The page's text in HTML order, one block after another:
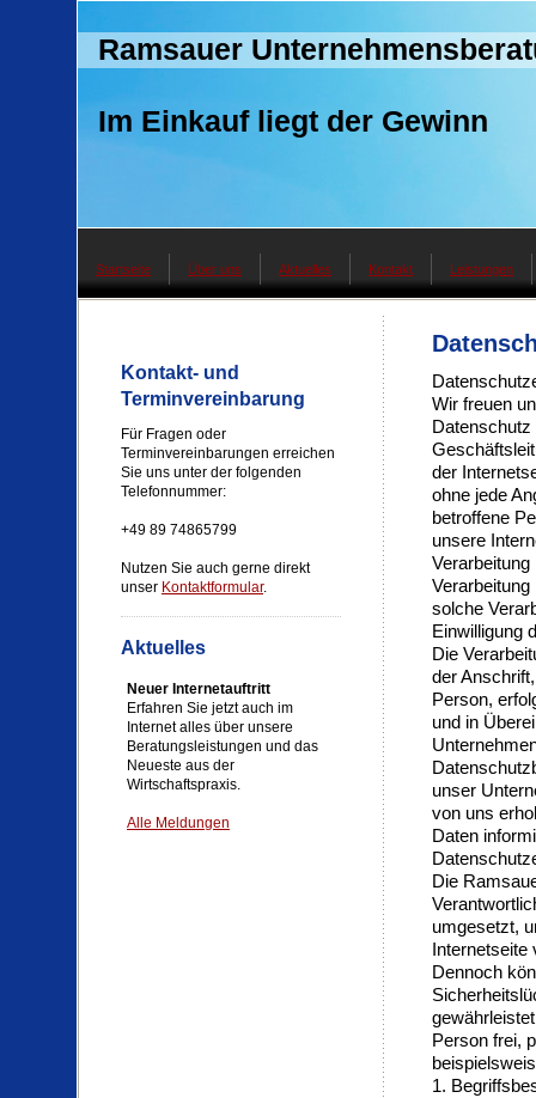
Ramsauer
Im Einkauf liegt der Gewinn
Startseite Über uns Aktuelles Kontakt Leistungen
Kontakt- und
Terminvereinbarung
Für Fragen oder
Terminvereinbarungen erreichen
Sie uns unter der folgenden
Telefonnummer:
+49 89 74865799
Nutzen Sie auch gerne direkt
unser Kontaktformular.
Aktuelles
Neuer Internetauftritt
Erfahren Sie jetzt auch im
Internet alles über unsere
Beratungsleistungen und das
Neueste aus der
Wirtschaftspraxis.
Alle Meldungen
Wir freuen
Datenschutz
der
ohne jede
betroffene
unsere
solche
Einwilligung
Die
der
Person,
und in
unser
von uns
Daten
Die
umgesetzt,
Dennoch
Person frei,
1.